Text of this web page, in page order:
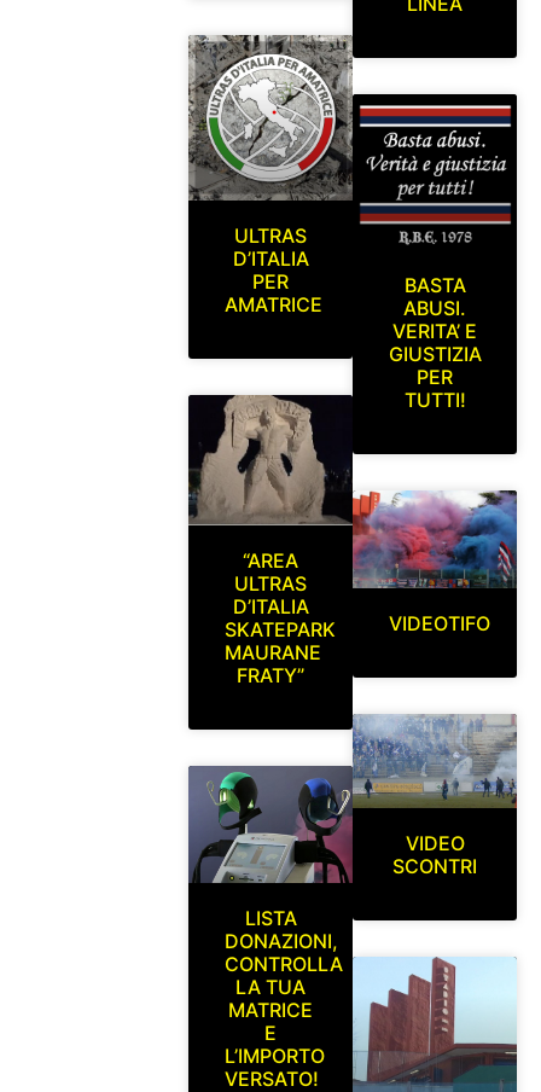
ULTRAS
D’ITALIA
PER
AMATRICE
“AREA
ULTRAS
D’ITALIA
SKATEPARK
MAURANE
FRATY”
LISTA
DONAZIONI,
CONTROLLA
LA TUA
MATRICE
E
L’IMPORTO
VERSATO!
BASTA
ABUSI.
VERITA’ E
GIUSTIZIA
PER
TUTTI!
VIDEOTIFO
VIDEO
SCONTRI